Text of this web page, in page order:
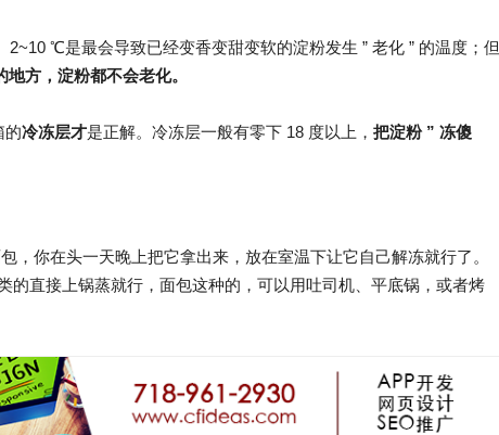
℃是最会导致已经变香变甜变软的淀粉发生 ” 老化 ” 的温度；但
方，淀粉都不会老化。
的冷冻层才是正解。冷冻层一般有零下 18 度以上， 把淀粉 ” 冻傻
，你在头一天晚上把它拿出来，放在室温下让它自己解冻就行了。
的直接上锅蒸就行，面包这种的，可以用吐司机、平底锅，或者烤